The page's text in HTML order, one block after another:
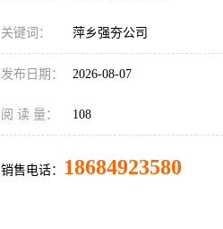
关键词： 萍乡强夯公司
发布日期： 2026-08-07
阅 读 量： 108
销售电话： 18684923580